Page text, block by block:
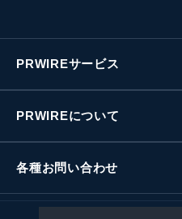
PRWIREサービス
PRWIREについて
各種お問い合わせ